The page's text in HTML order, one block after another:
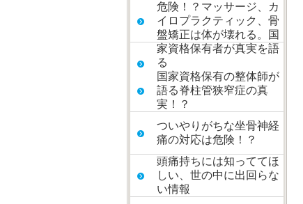
危険！？マッサージ、カ
イロプラクティック、骨
盤矯正は体が壊れる。国
家資格保有者が真実を語
る
国家資格保有の整体師が
語る脊柱管狭窄症の真
実！？
ついやりがちな坐骨神経
痛の対応は危険！？
頭痛持ちには知っててほ
しい、世の中に出回らな
い情報